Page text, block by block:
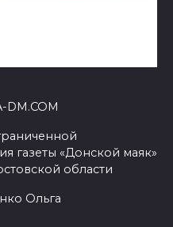
DM.COM
газеты «Донской маяк»
области
Ольга